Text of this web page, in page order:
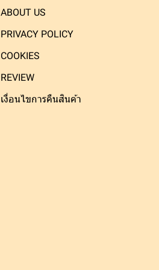
ABOUT US
PRIVACY POLICY
COOKIES
REVIEW
เงื่อนไขการคืนสินค้า